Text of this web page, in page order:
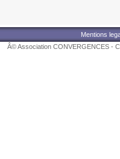
Mentions
Â© Association CONVERGENCES -